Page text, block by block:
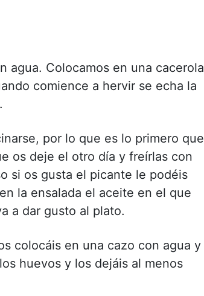
agua. Colocamos en una cacerola
comience a hervir se echa la
por lo que es lo primero que
os deje el otro día y freírlas con
si os gusta el picante le podéis
la ensalada el aceite en el que
a dar gusto al plato.
colocáis en una cazo con agua y
huevos y los dejáis al menos